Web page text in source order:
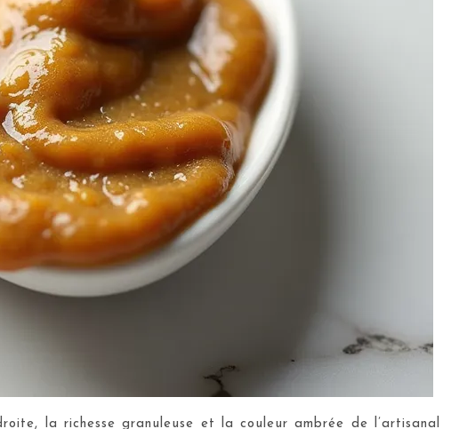
la richesse granuleuse et la couleur ambrée de l’artisanal